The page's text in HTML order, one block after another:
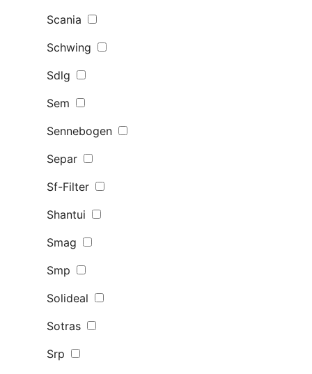
Scania
Schwing
Sdlg
Sem
Sennebogen
Separ
Sf-Filter
Shantui
Smag
Smp
Solideal
Sotras
Srp